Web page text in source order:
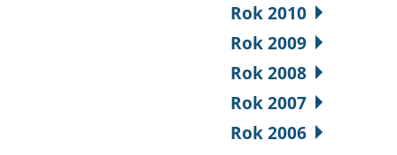
Rok 2010
Rok 2009
Rok 2008
Rok 2007
Rok 2006